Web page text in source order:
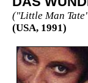
("Little Man
(USA, 1991)